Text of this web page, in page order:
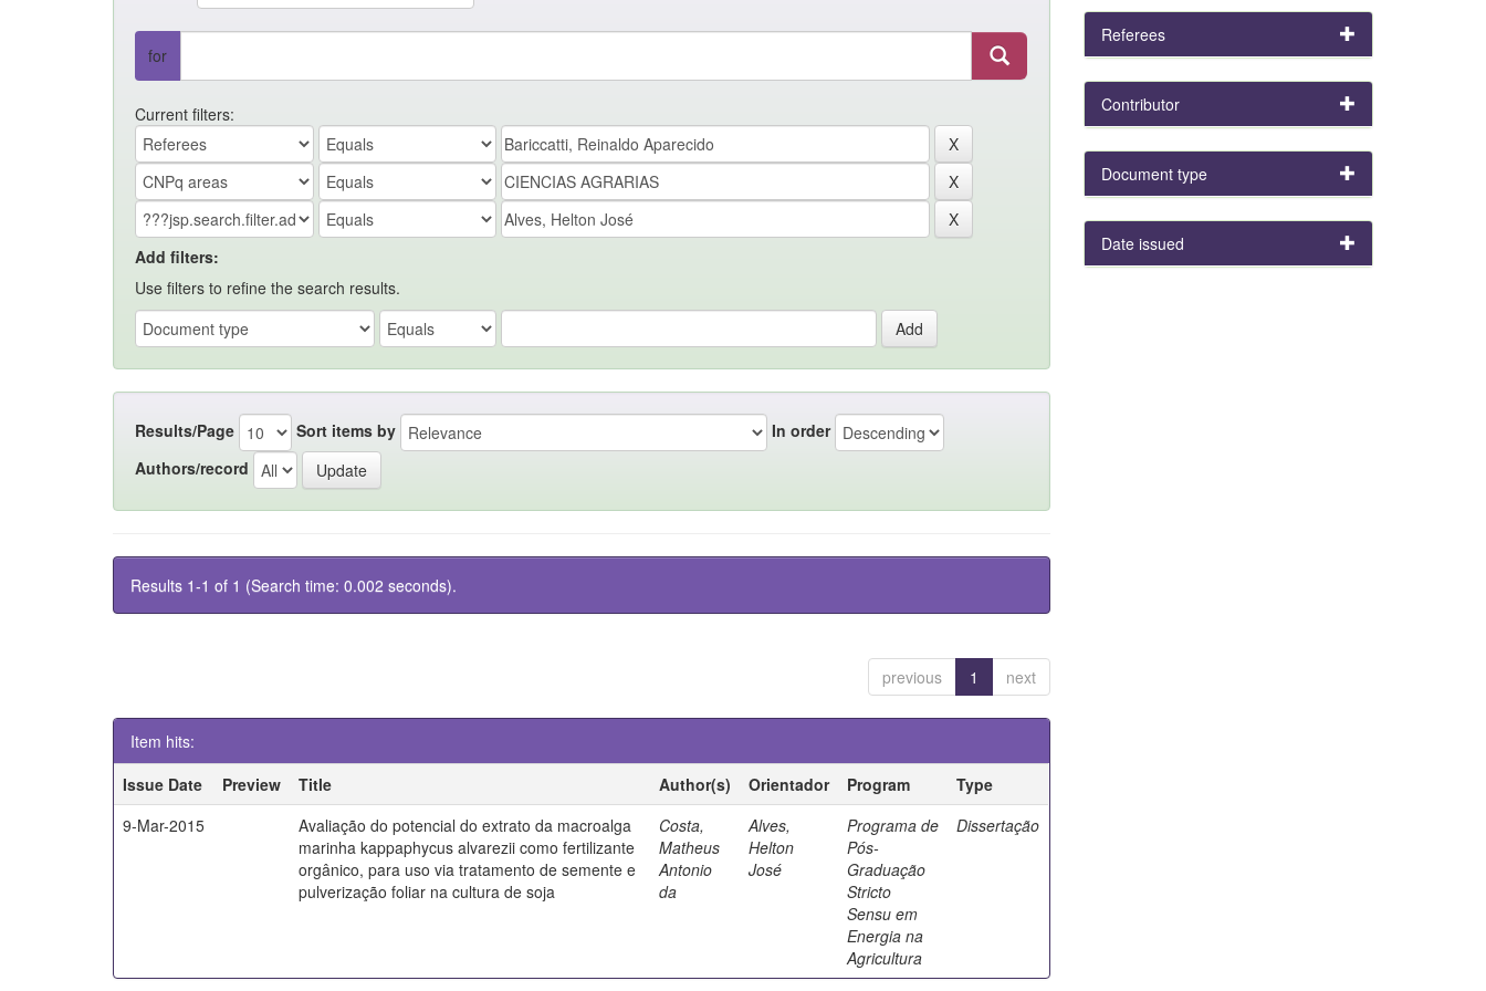
for
Current filters:
Add filters:
Use filters to refine the search results.
Results/Page Sort items by
In order
Authors/record
Results 1-1 of 1 (Search time: 0.002 seconds).
previous 1 next
Item hits:
Issue Date
Preview Title Author(s) Orientador Program
Type
9-Mar-2015
Avaliação do potencial do extrato da macroalga
marinha kappaphycus alvarezii como fertilizante
orgânico, para uso via tratamento de semente e
pulverização foliar na cultura de soja
Costa,
Matheus
Antonio
da
Alves,
Helton
José
Programa de
Pós-
Graduação
Stricto
Sensu em
Energia na
Agricultura
Dissertação
Referees
Contributor
Document type
Date issued